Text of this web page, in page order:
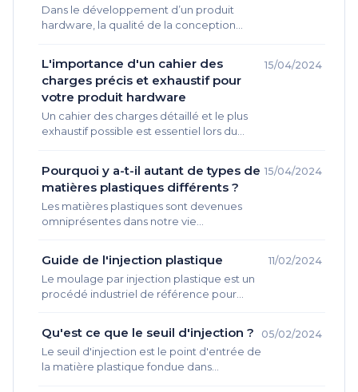
Dans le développement d’un produit
hardware, la qualité de la conception
dépend d’abord de…
L'importance d'un cahier des
charges précis et exhaustif pour
votre produit hardware
Un cahier des charges détaillé et le plus
exhaustif possible est essentiel lors du
15/04/2024
Pourquoi y a-t-il autant de types de
matières plastiques différents ?
Les matières plastiques sont devenues
omniprésentes dans notre vie
alimentaires aux appareils électroniques
en…
15/04/2024
Guide de l'injection plastique
Le moulage par injection plastique est un
procédé industriel de référence pour
en petite, moyenne et grande série. Ce
guide complet vous permet de
comprendre le fonctionnement de
11/02/2024
Qu'est ce que le seuil d'injection ?
Le seuil d'injection est le point d'entrée de
la matière plastique fondue dans
05/02/2024